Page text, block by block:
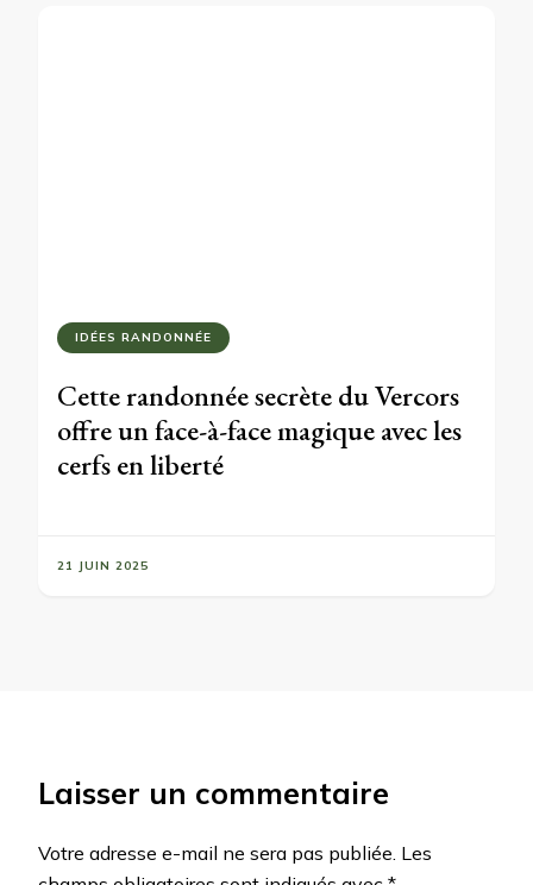
IDÉES RANDONNÉE
Cette randonnée secrète du Vercors
offre un face-à-face magique avec les
cerfs en liberté
21 JUIN 2025
Laisser un commentaire
Votre adresse e-mail ne sera pas publiée. Les